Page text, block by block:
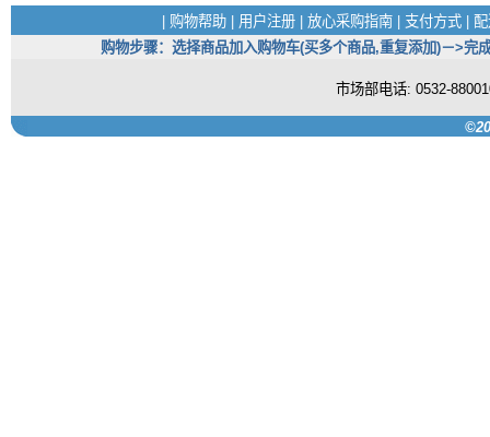
购物帮助 用户注册 放心采购指南 支付方式
购物步骤：选择商品加入购物车(买多个商品,重复添加)－>
市场部电话: 0532-